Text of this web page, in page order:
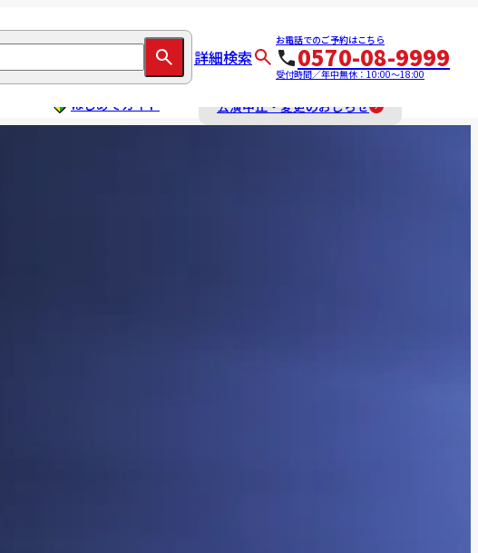
詳細検索
お電話でのご予約はこちら
0570-08-9999
受付時間／年中無休：10:00～18:00
はじめてガイド 公演中止・変更のおしらせ